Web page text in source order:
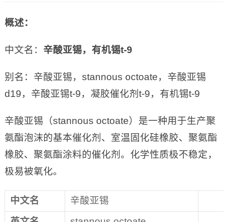
概述：
中文名： 辛酸亚锡，有机锡t-9
别名：辛酸亚锡，stannous octoate，辛酸亚锡
d19，辛酸亚锡t-9，凝胶催化剂t-9，有机锡t-9
辛酸亚锡（stannous octoate）是一种用于生产聚
氨酯泡沫的基本催化剂、室温固化硅橡胶、聚氨酯
橡胶、聚氨酯涂料的催化剂。化学性质极不稳定，
极易被氧化。
中文名
辛酸亚锡